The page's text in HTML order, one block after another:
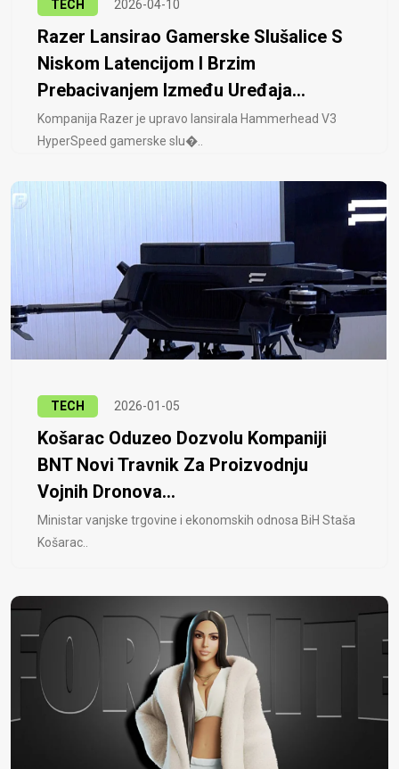
TECH 2026-04-10
Razer Lansirao Gamerske Slušalice S
Niskom Latencijom I Brzim
Prebacivanjem Između Uređaja...
Kompanija Razer je upravo lansirala Hammerhead V3
HyperSpeed ​​gamerske slu�..
TECH 2026-01-05
Košarac Oduzeo Dozvolu Kompaniji
BNT Novi Travnik Za Proizvodnju
Vojnih Dronova...
Ministar vanjske trgovine i ekonomskih odnosa BiH Staša
Košarac..